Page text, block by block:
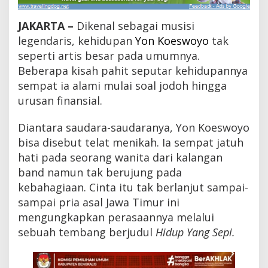
p
o
n
K
o
e
s
w
o
,
M
u
a
i
e
l
a
t
M
e
JAKARTA – Dikenal sebagai musisi
legendaris, kehidupan Yon Koeswoyo tak
seperti artis besar pada umumnya.
Beberapa kisah pahit seputar kehidupannya
sempat ia alami mulai soal jodoh hingga
urusan finansial.
Diantara saudara-saudaranya, Yon Koeswoyo
bisa disebut telat menikah. Ia sempat jatuh
hati pada seorang wanita dari kalangan
band namun tak berujung pada
kebahagiaan. Cinta itu tak berlanjut sampai-
sampai pria asal Jawa Timur ini
mengungkapkan perasaannya melalui
sebuah tembang berjudul Hidup Yang Sepi.